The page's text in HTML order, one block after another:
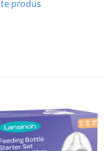
produs